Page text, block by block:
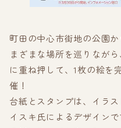
町田の中心市街地の公園
まざまな場所を巡りなが
に重ね押して、1枚の絵を
催！
台紙とスタンプは、イラ
イスキ氏によるデザイン